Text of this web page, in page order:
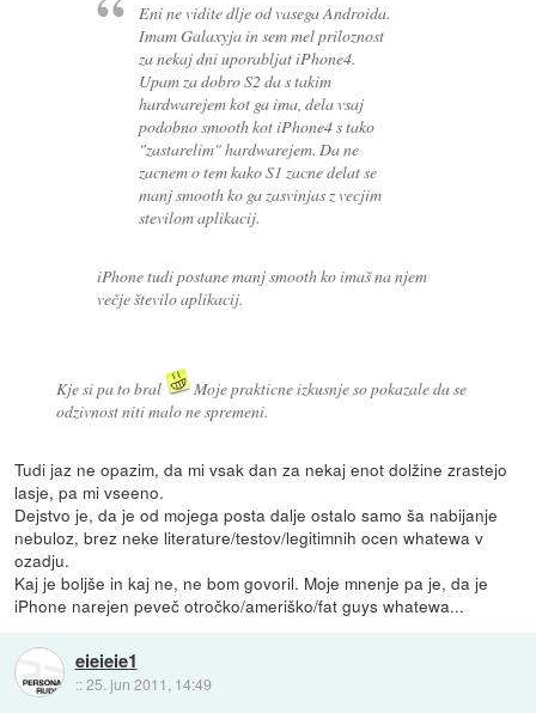
Eni ne vidite dlje od vasega Androida.
Imam Galaxyja in sem mel priloznost
za nekaj dni uporabljat iPhone4.
Upam za dobro S2 da s takim
hardwarejem kot ga ima, dela vsaj
podobno smooth kot iPhone4 s tako
"zastarelim" hardwarejem. Da ne
zacnem o tem kako S1 zacne delat se
manj smooth ko ga zasvinjas z vecjim
stevilom aplikacij.
iPhone tudi postane manj smooth ko imaš na njem
večje število aplikacij.
Kje si pa to bral
Moje prakticne izkusnje so pokazale da se
odzivnost niti malo ne spremeni.
Tudi jaz ne opazim, da mi vsak dan za nekaj enot dolžine zrastejo
lasje, pa mi vseeno.
Dejstvo je, da je od mojega posta dalje ostalo samo ša nabijanje
nebuloz, brez neke literature/testov/legitimnih ocen whatewa v
ozadju.
Kaj je boljše in kaj ne, ne bom govoril. Moje mnenje pa je, da je
iPhone narejen peveč otročko/ameriško/fat guys whatewa...
eieieie1
::25. jun 2011, 14:49